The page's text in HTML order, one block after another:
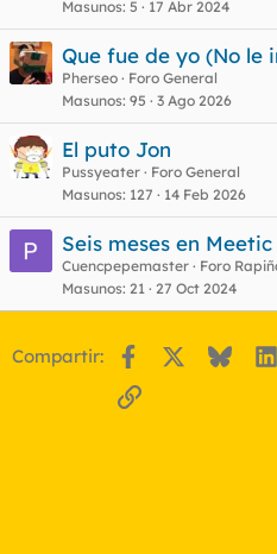
Masunos 5 17 Abr 2024
Que fue de yo (No le
Pherseo
Foro General
Masunos 95 3 Ago 2026
El puto Jon
Pussyeater
Foro General
Masunos 127 14 Feb 2026
Seis meses en
Cuencpepemaster
Foro
Masunos 21 27 Oct 2024
Compartir: Facebook
Enlace